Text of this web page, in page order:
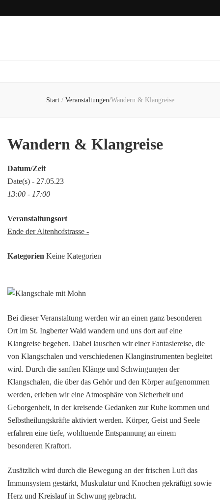
Start / Veranstaltungen/Wandern & Klangreise
Wandern & Klangreise
Datum/Zeit
Date(s) - 27.05.23
13:00 - 17:00
Veranstaltungsort
Ende der Altenhofstrasse -
Kategorien Keine Kategorien
Bei dieser Veranstaltung werden wir an einen ganz besonderen
Ort im St. Ingberter Wald wandern und uns dort auf eine
Klangreise begeben. Dabei lauschen wir einer Fantasiereise, die
von Klangschalen und verschiedenen Klanginstrumenten begleitet
wird. Durch die sanften Klänge und Schwingungen der
Klangschalen, die über das Gehör und den Körper aufgenommen
werden, erleben wir eine Atmosphäre von Sicherheit und
Geborgenheit, in der kreisende Gedanken zur Ruhe kommen und
Selbstheilungskräfte aktiviert werden. Körper, Geist und Seele
erfahren eine tiefe, wohltuende Entspannung an einem
besonderen Kraftort.
Zusätzlich wird durch die Bewegung an der frischen Luft das
Immunsystem gestärkt, Muskulatur und Knochen gekräftigt sowie
Herz und Kreislauf in Schwung gebracht.